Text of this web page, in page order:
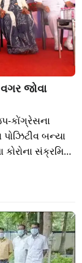
જોવા
કોંગ્રેસના
બન્યા
સંક્રમિત